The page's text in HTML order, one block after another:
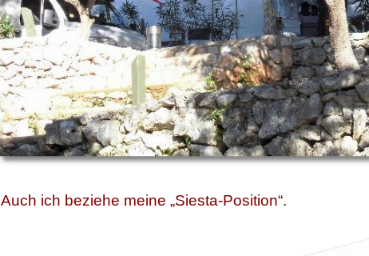
Auch ich beziehe meine „Siesta-Position“.